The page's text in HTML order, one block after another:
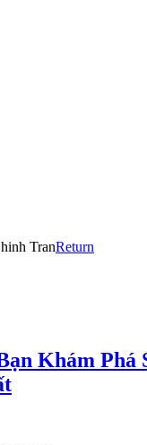
TranReturn
Khám Phá